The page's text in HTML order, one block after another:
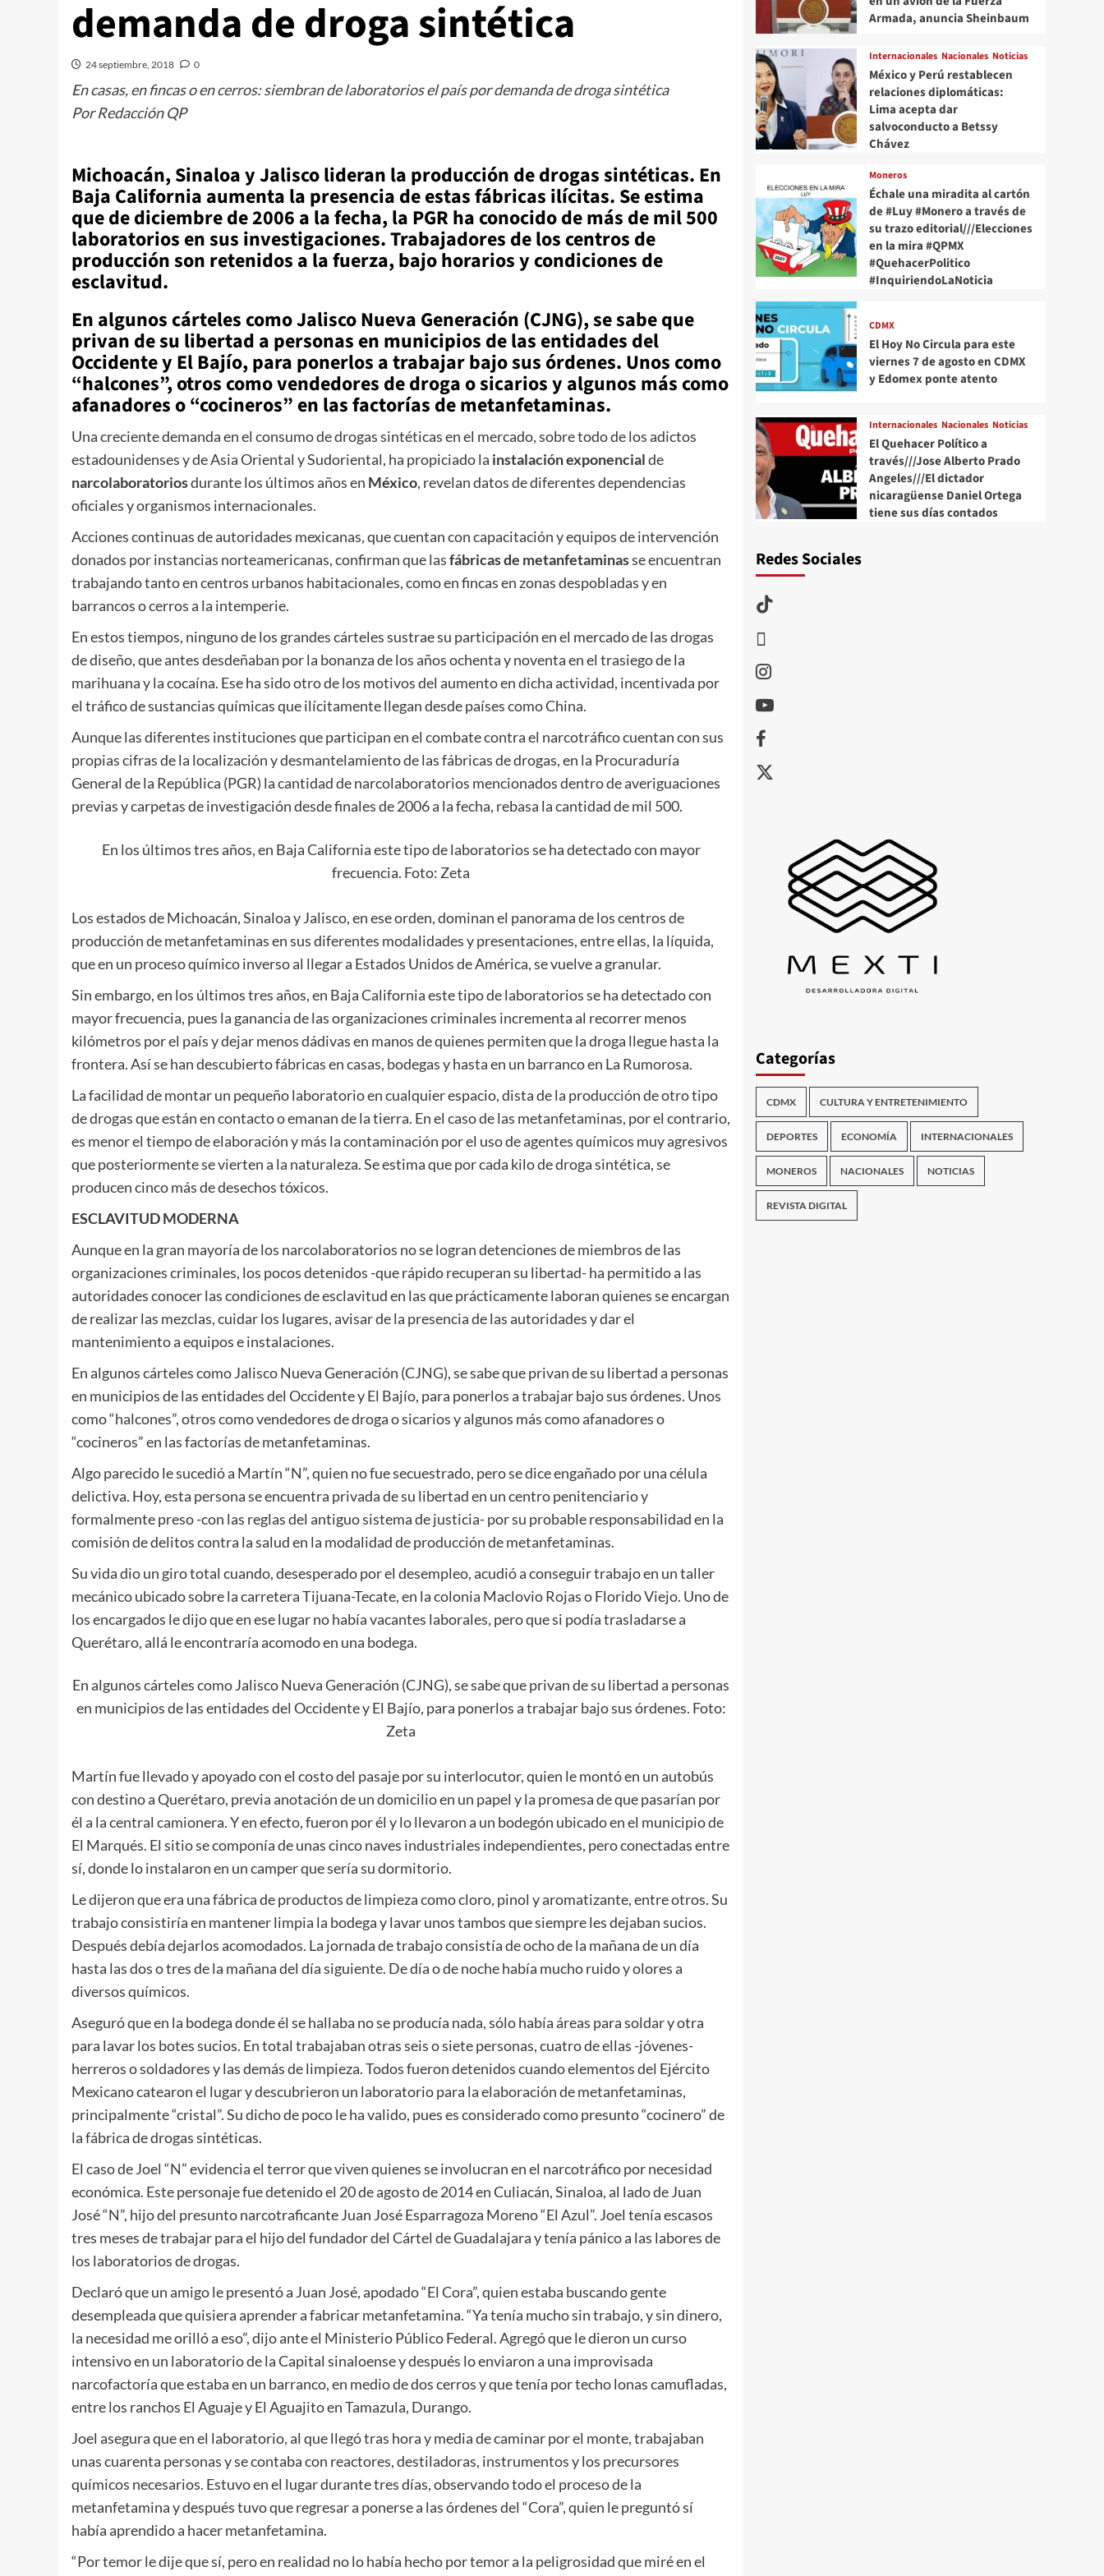
demanda de droga sintética
24 septiembre, 2018 0
En casas, en fincas o en cerros: siembran de laboratorios el país por demanda de droga sintética
Por Redacción QP
Michoacán, Sinaloa y Jalisco lideran la producción de drogas sintéticas. En
Baja California aumenta la presencia de estas fábricas ilícitas. Se estima
que de diciembre de 2006 a la fecha, la PGR ha conocido de más de mil 500
laboratorios en sus investigaciones. Trabajadores de los centros de
producción son retenidos a la fuerza, bajo horarios y condiciones de
esclavitud.
En algunos cárteles como Jalisco Nueva Generación (CJNG), se sabe que
privan de su libertad a personas en municipios de las entidades del
Occidente y El Bajío, para ponerlos a trabajar bajo sus órdenes. Unos como
“halcones”, otros como vendedores de droga o sicarios y algunos más como
afanadores o “cocineros” en las factorías de metanfetaminas.
Una creciente demanda en el consumo de drogas sintéticas en el mercado, sobre todo de los adictos
estadounidenses y de Asia Oriental y Sudoriental, ha propiciado la instalación exponencialde
narcolaboratoriosdurante los últimos años en México, revelan datos de diferentes dependencias
oficiales y organismos internacionales.
Acciones continuas de autoridades mexicanas, que cuentan con capacitación y equipos de intervención
donados por instancias norteamericanas, confirman que lasfábricas de metanfetaminasse encuentran
trabajando tanto en centros urbanos habitacionales, como en fincas en zonas despobladas y en
barrancos o cerros a la intemperie.
En estos tiempos, ninguno de los grandes cárteles sustrae su participación en el mercado de las drogas
de diseño, que antes desdeñaban por la bonanza de los años ochenta y noventa en el trasiego de la
marihuana y la cocaína. Ese ha sido otro de los motivos del aumento en dicha actividad, incentivada por
el tráfico de sustancias químicas que ilícitamente llegan desde países como China.
Aunque las diferentes instituciones que participan en el combate contra el narcotráfico cuentan con sus
propias cifras de la localización y desmantelamiento de las fábricas de drogas, en la Procuraduría
General de la República (PGR) la cantidad de narcolaboratorios mencionados dentro de averiguaciones
previas y carpetas de investigación desde finales de 2006 a la fecha, rebasa la cantidad de mil 500.
En los últimos tres años, en Baja California este tipo de laboratorios se ha detectado con mayor
frecuencia. Foto: Zeta
Los estados de Michoacán, Sinaloa y Jalisco, en ese orden, dominan el panorama de los centros de
producción de metanfetaminas en sus diferentes modalidades y presentaciones, entre ellas, la líquida,
que en un proceso químico inverso al llegar a Estados Unidos de América, se vuelve a granular.
Sin embargo, en los últimos tres años, en Baja California este tipo de laboratorios se ha detectado con
mayor frecuencia, pues la ganancia de las organizaciones criminales incrementa al recorrer menos
kilómetros por el país y dejar menos dádivas en manos de quienes permiten que la droga llegue hasta la
frontera. Así se han descubierto fábricas en casas, bodegas y hasta en un barranco en La Rumorosa.
La facilidad de montar un pequeño laboratorio en cualquier espacio, dista de la producción de otro tipo
de drogas que están en contacto o emanan de la tierra. En el caso de las metanfetaminas, por el contrario,
es menor el tiempo de elaboración y más la contaminación por el uso de agentes químicos muy agresivos
que posteriormente se vierten a la naturaleza. Se estima que por cada kilo de droga sintética, se
producen cinco más de desechos tóxicos.
ESCLAVITUD MODERNA
Aunque en la gran mayoría de los narcolaboratorios no se logran detenciones de miembros de las
organizaciones criminales, los pocos detenidos -que rápido recuperan su libertad- ha permitido a las
autoridades conocer las condiciones de esclavitud en las que prácticamente laboran quienes se encargan
de realizar las mezclas, cuidar los lugares, avisar de la presencia de las autoridades y dar el
mantenimiento a equipos e instalaciones.
En algunos cárteles como Jalisco Nueva Generación (CJNG), se sabe que privan de su libertad a personas
en municipios de las entidades del Occidente y El Bajío, para ponerlos a trabajar bajo sus órdenes. Unos
como “halcones”, otros como vendedores de droga o sicarios y algunos más como afanadores o
“cocineros” en las factorías de metanfetaminas.
Algo parecido le sucedió a Martín “N”, quien no fue secuestrado, pero se dice engañado por una célula
delictiva. Hoy, esta persona se encuentra privada de su libertad en un centro penitenciario y
formalmente preso -con las reglas del antiguo sistema de justicia- por su probable responsabilidad en la
comisión de delitos contra la salud en la modalidad de producción de metanfetaminas.
Su vida dio un giro total cuando, desesperado por el desempleo, acudió a conseguir trabajo en un taller
mecánico ubicado sobre la carretera Tijuana-Tecate, en la colonia Maclovio Rojas o Florido Viejo. Uno de
los encargados le dijo que en ese lugar no había vacantes laborales, pero que si podía trasladarse a
Querétaro, allá le encontraría acomodo en una bodega.
En algunos cárteles como Jalisco Nueva Generación (CJNG), se sabe que privan de su libertad a personas
en municipios de las entidades del Occidente y El Bajío, para ponerlos a trabajar bajo sus órdenes. Foto:
Zeta
Martín fue llevado y apoyado con el costo del pasaje por su interlocutor, quien le montó en un autobús
con destino a Querétaro, previa anotación de un domicilio en un papel y la promesa de que pasarían por
él a la central camionera. Y en efecto, fueron por él y lo llevaron a un bodegón ubicado en el municipio de
El Marqués. El sitio se componía de unas cinco naves industriales independientes, pero conectadas entre
sí, donde lo instalaron en un camper que sería su dormitorio.
Le dijeron que era una fábrica de productos de limpieza como cloro, pinol y aromatizante, entre otros. Su
trabajo consistiría en mantener limpia la bodega y lavar unos tambos que siempre les dejaban sucios.
Después debía dejarlos acomodados. La jornada de trabajo consistía de ocho de la mañana de un día
hasta las dos o tres de la mañana del día siguiente. De día o de noche había mucho ruido y olores a
diversos químicos.
Aseguró que en la bodega donde él se hallaba no se producía nada, sólo había áreas para soldar y otra
para lavar los botes sucios. En total trabajaban otras seis o siete personas, cuatro de ellas -jóvenes-
herreros o soldadores y las demás de limpieza. Todos fueron detenidos cuando elementos del Ejército
Mexicano catearon el lugar y descubrieron un laboratorio para la elaboración de metanfetaminas,
principalmente “cristal”. Su dicho de poco le ha valido, pues es considerado como presunto “cocinero” de
la fábrica de drogas sintéticas.
El caso de Joel “N” evidencia el terror que viven quienes se involucran en el narcotráfico por necesidad
económica. Este personaje fue detenido el 20 de agosto de 2014 en Culiacán, Sinaloa, al lado de Juan
José “N”, hijo del presunto narcotraficante Juan José Esparragoza Moreno “El Azul”. Joel tenía escasos
tres meses de trabajar para el hijo del fundador del Cártel de Guadalajara y tenía pánico a las labores de
los laboratorios de drogas.
Declaró que un amigo le presentó a Juan José, apodado “El Cora”, quien estaba buscando gente
desempleada que quisiera aprender a fabricar metanfetamina. “Ya tenía mucho sin trabajo, y sin dinero,
la necesidad me orilló a eso”, dijo ante el Ministerio Público Federal. Agregó que le dieron un curso
intensivo en un laboratorio de la Capital sinaloense y después lo enviaron a una improvisada
narcofactoría que estaba en un barranco, en medio de dos cerros y que tenía por techo lonas camufladas,
entre los ranchos El Aguaje y El Aguajito en Tamazula, Durango.
Joel asegura que en el laboratorio, al que llegó tras hora y media de caminar por el monte, trabajaban
unas cuarenta personas y se contaba con reactores, destiladoras, instrumentos y los precursores
químicos necesarios. Estuvo en el lugar durante tres días, observando todo el proceso de la
metanfetamina y después tuvo que regresar a ponerse a las órdenes del “Cora”, quien le preguntó sí
había aprendido a hacer metanfetamina.
“Por temor le dije que sí, pero en realidad no lo había hecho por temor a la peligrosidad que miré en el
Armada, anuncia Sheinbaum
Internacionales Nacionales Noticias
México y Perú restablecen
relaciones diplomáticas:
Lima acepta dar
salvoconducto a Betssy
Chávez
Moneros
Échale una miradita al cartón
de #Luy #Monero a través de
su trazo editorial///Elecciones
en la mira #QPMX
#QuehacerPolitico
#InquiriendoLaNoticia
CDMX
El Hoy No Circula para este
viernes 7 de agosto en CDMX
y Edomex ponte atento
Internacionales Nacionales Noticias
El Quehacer Político a
través///Jose Alberto Prado
Angeles///El dictador
nicaragüense Daniel Ortega
tiene sus días contados
Redes Sociales
TikTok
Instagram
Youtube
Facebook
X
Categorías
CDMX CULTURA Y ENTRETENIMIENTO
DEPORTES ECONOMÍA INTERNACIONALES
MONEROS NACIONALES NOTICIAS
REVISTA DIGITAL